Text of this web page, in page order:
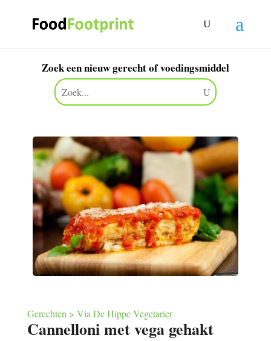
Zoek een nieuw gerecht of voedingsmiddel
Gerechten > Via De Hippe Vegetarier
Cannelloni met vega gehakt